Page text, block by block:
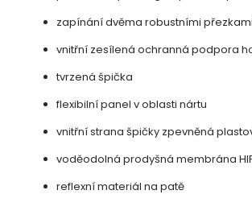
zapínání dvěma robustními přezkami
vnitřní zesílená ochranná podpora
tvrzená špička
flexibilní panel v oblasti nártu
vnitřní strana špičky zpevněná
voděodolná prodyšná membrána
reflexní materiál na patě